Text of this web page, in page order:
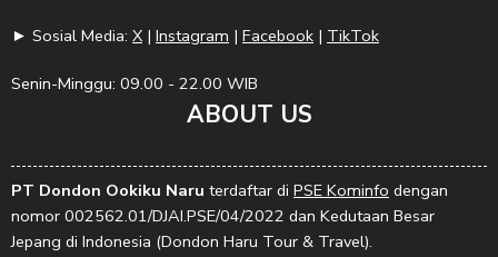
► Sosial Media: X | Instagram | Facebook | TikTok
Senin-Minggu: 09.00 - 22.00 WIB
ABOUT US
PT Dondon Ookiku Naru terdaftar di PSE Kominfo dengan
nomor 002562.01/DJAI.PSE/04/2022 dan Kedutaan Besar
Jepang di Indonesia (Dondon Haru Tour & Travel).